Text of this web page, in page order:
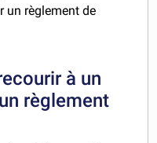
un règlement de
à un
règlement